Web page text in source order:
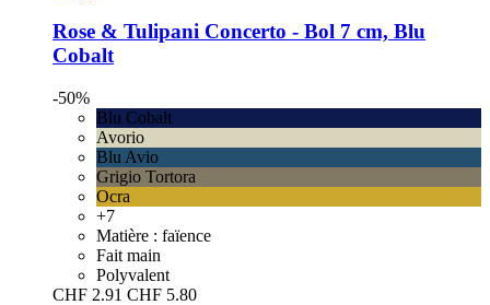
Rose & Tulipani Concerto -​ Bol 7 cm, Blu
Cobalt
-50%
Blu Cobalt
Avorio
Blu Avio
Grigio Tortora
Ocra
+7
Matière : faïence
Fait main
Polyvalent
CHF 2.91 CHF 5.80